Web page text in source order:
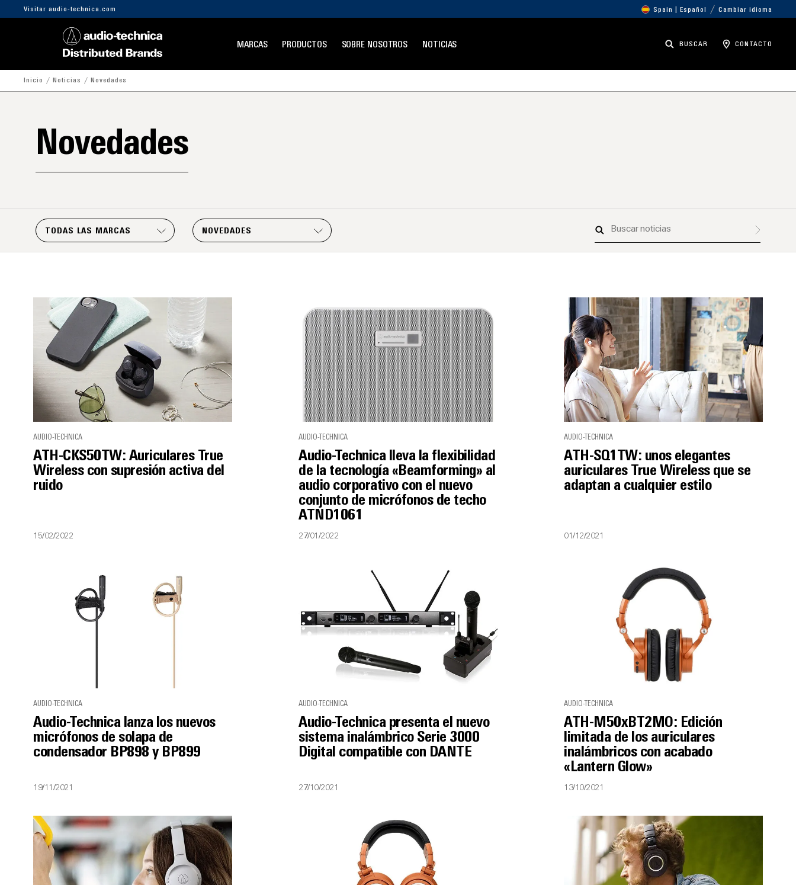
Visitar audio-technica.com Spain | Español Cambiar idioma
MARCAS PRODUCTOS SOBRE NOSOTROS NOTICIAS BUSCAR CONTACTO
Inicio Noticias Novedades
Novedades
Buscar
TODAS LAS MARCAS NOVEDADES
AUDIO-TECHNICA
ATH-CKS50TW: Auriculares True
Wireless con supresión activa del
ruido
15/02/2022
AUDIO-TECHNICA
Audio-Technica lleva la flexibilidad
de la tecnología «Beamforming» al
audio corporativo con el nuevo
conjunto de micrófonos de techo
ATND1061
27/01/2022
AUDIO-TECHNICA
ATH-SQ1TW: unos elegantes
auriculares True Wireless que se
adaptan a cualquier estilo
01/12/2021
AUDIO-TECHNICA
Audio-Technica lanza los nuevos
micrófonos de solapa de
condensador BP898 y BP899
19/11/2021
AUDIO-TECHNICA
Audio-Technica presenta el nuevo
sistema inalámbrico Serie 3000
Digital compatible con DANTE
27/10/2021
AUDIO-TECHNICA
ATH-M50xBT2MO: Edición
limitada de los auriculares
inalámbricos con acabado
«Lantern Glow»
13/10/2021